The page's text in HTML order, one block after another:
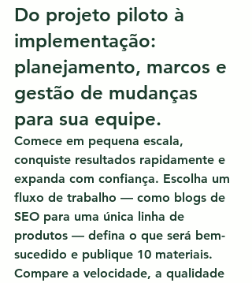
Do projeto piloto à
implementação:
planejamento, marcos e
gestão de mudanças
para sua equipe.
Comece em pequena escala,
conquiste resultados rapidamente e
expanda com confiança. Escolha um
fluxo de trabalho — como blogs de
SEO para uma única linha de
produtos — defina o que será bem-
sucedido e publique 10 materiais.
Compare a velocidade, a qualidade